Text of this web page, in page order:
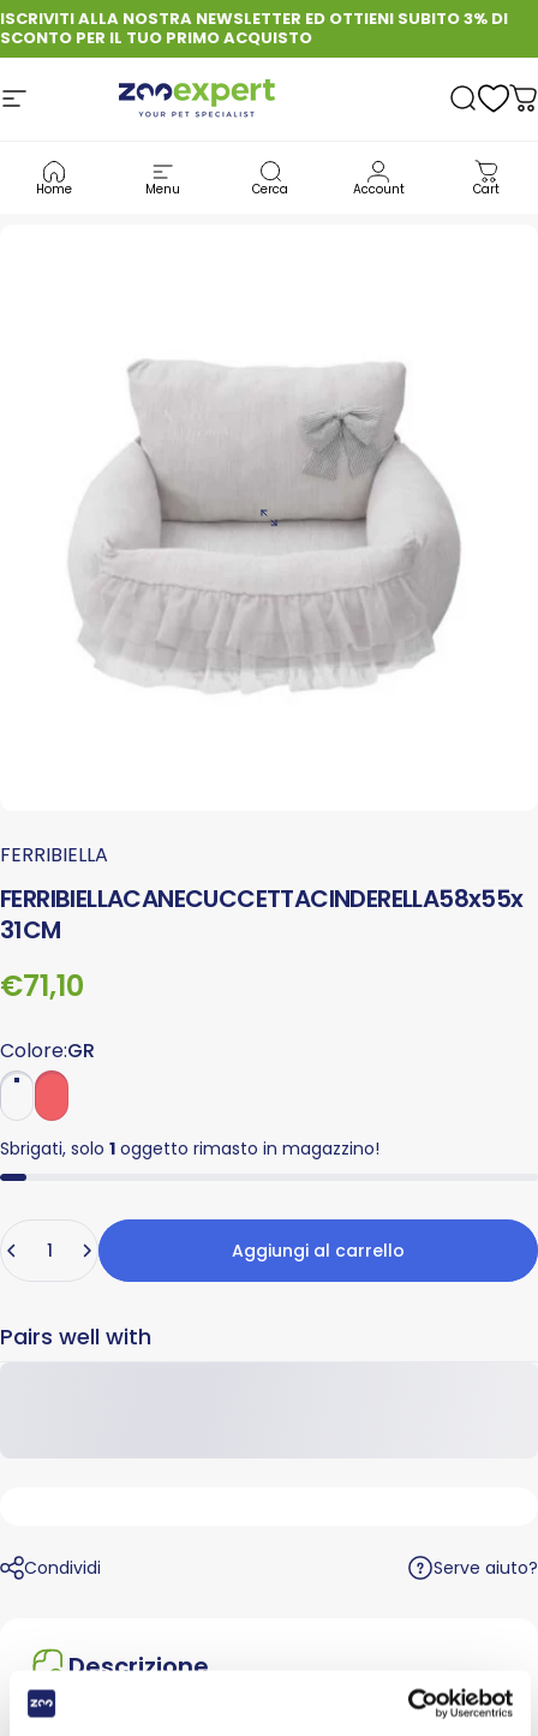
Vai direttamente ai contenuti
ISCRIVITI ALLA NOSTRA NEWSLETTER ED OTTIENI SUBITO 3% DI
SCONTO PER IL TUO PRIMO ACQUISTO
Navigazione del sito
zooexpert Cerca
Home Menu Cerca Account Cart
CANECUCCE INTERNE PER CANI
FERRIBIELLA CANE CUCCETTA CINDERELLA 58 X 55 X 31 CM
FERRIBIELLA
FERRIBIELLACANECUCCETTACINDERELLA58x55x
31CM
€71,10
Colore
Colore:GR
Sbrigati, solo 1 oggetto rimasto in magazzino!
Aggiungi al carrello
Pairs well with
Condividi Serve aiuto?
Descrizione
Dettagli: Cuccietta comoda e pratica realizzata in